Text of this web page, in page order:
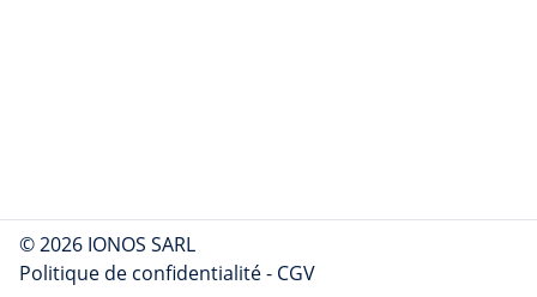
© 2026 IONOS SARL
Politique de confidentialité- CGV